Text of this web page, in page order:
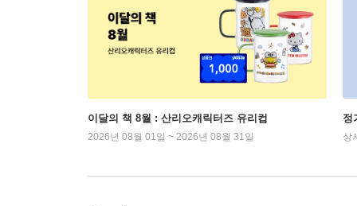
이달의 책 8월 : 산리오캐릭터즈 유리컵
2026년 08월 01일 ~ 2026년 08월 31일
정
상